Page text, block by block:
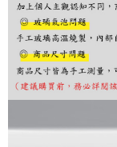
リをダウンロードし
まで延長できます。
お支払期限は、ショ
とに計算されます。
を延長できますが、
わらず、AFTEEで指